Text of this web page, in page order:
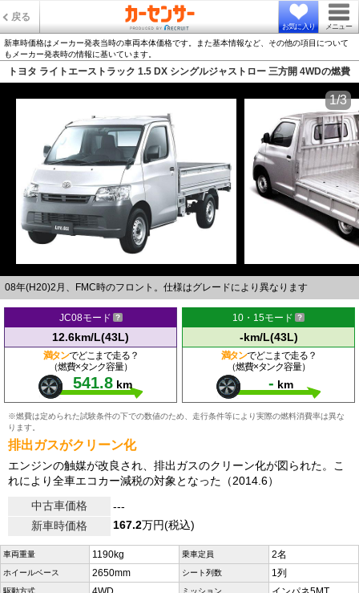
戻る
お気に入り メニュー
新車時価格はメーカー発表当時の車両本体価格です。また基本情報など、その他の項目について
もメーカー発表時の情報に基いています。
トヨタ ライトエーストラック 1.5 DX シングルジャストロー 三方開 4WDの燃費
08年(H20)2月、FMC時のフロント。仕様はグレードにより異なります
1/3
JC08モード
12.6km/L(43L)
満タンでどこまで走る？
（燃費×タンク容量）
541.8 km
10・15モード
-km/L(43L)
満タンでどこまで走る？
（燃費×タンク容量）
- km
※燃費は定められた試験条件の下での数値のため、走行条件等により実際の燃料消費率は異な
ります。
排出ガスがクリーン化
エンジンの触媒が改良され、排出ガスのクリーン化が図られた。こ
れにより全車エコカー減税の対象となった（2014.6）
中古車価格
---
新車時価格
167.2万円(税込)
車両重量 1190kg 乗車定員 2名
ホイールベース 2650mm シート列数 1列
駆動方式 ミッション